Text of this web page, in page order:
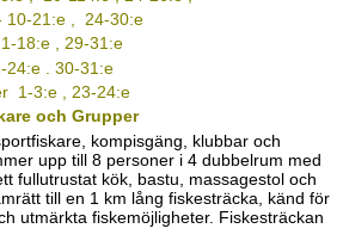
10-21:e , 24-30:e
18:e , 29-31:e
24:e . 30-31:e
1-3:e , 23-24:e
och Grupper
kompisgäng, klubbar och
upp till 8 personer i 4 dubbelrum med
fullutrustat kök, bastu, massagestol och
till en 1 km lång fiskesträcka, känd för
utmärkta fiskemöjligheter. Fiskesträckan